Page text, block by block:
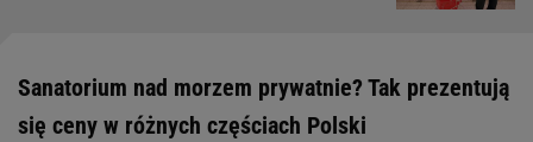
Sanatorium nad morzem prywatnie? Tak prezentują
się ceny w różnych częściach Polski